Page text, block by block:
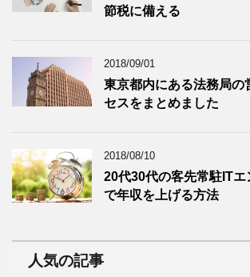
節税に備える
2018/09/01
東京都内にある法務局の
セスをまとめました
2018/08/10
20代30代の客先常駐ITエ
で年収を上げる方法
人気の記事